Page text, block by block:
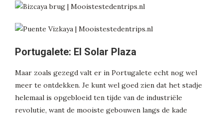
Portugalete: El Solar Plaza
Maar zoals gezegd valt er in Portugalete echt nog wel
meer te ontdekken. Je kunt wel goed zien dat het stadje
helemaal is opgebloeid ten tijde van de industriële
revolutie, want de mooiste gebouwen langs de kade